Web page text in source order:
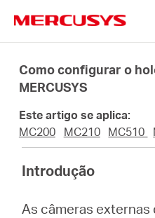
navigation
Produtos
Sobre
Como configurar o
MERCUSYS
Este artigo se aplica:
MC200
MC210 MC510
Introdução
As câmeras externas